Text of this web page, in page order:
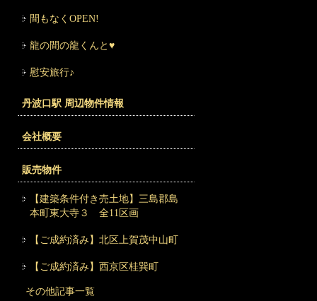
間もなくOPEN!
龍の間の龍くんと♥
慰安旅行♪
丹波口駅 周辺物件情報
会社概要
販売物件
【建築条件付き売土地】三島郡島
本町東大寺３ 全11区画
【ご成約済み】北区上賀茂中山町
【ご成約済み】西京区桂巽町
その他記事一覧